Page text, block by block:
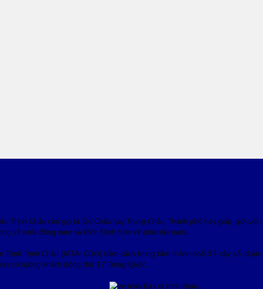
Trịnh Châu còn gọi là Dự Châu hay Trung Châu. Thành phố này giáp giới với
về phía đông nam và Bình Đỉnh Sơn về phía tây nam.
Trịnh Trịnh Châu (IATA: CGO) nằm cách trung tâm thành phố 37 cây số,
có lượng khách đông thứ 17 Trung Quốc.